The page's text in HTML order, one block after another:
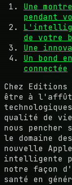
Une
pendant
de votre
Une
Un bond
connectée
Chez
être à l'affût
qualité de
nous pencher
le domaine
nouvelle
intelligente
notre façon
santé en